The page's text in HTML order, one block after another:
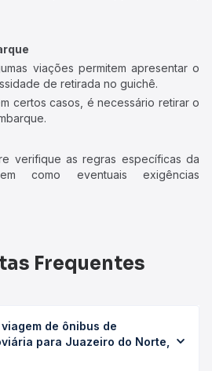
viações permitem apresentar o
de retirada no guichê.
certos casos, é necessário retirar o
verifique as regras específicas da
como eventuais exigências
Frequentes
de ônibus de
para Juazeiro do Norte,